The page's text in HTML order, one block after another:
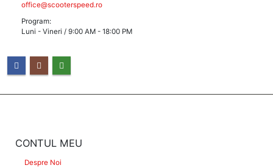
office@scooterspeed.ro
Program:
Luni - Vineri / 9:00 AM - 18:00 PM
CONTUL MEU
Despre Noi